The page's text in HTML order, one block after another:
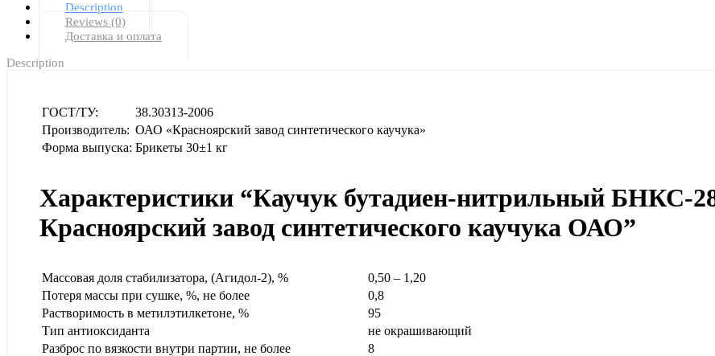
Description
Reviews (0)
Доставка и оплата
Description
ГОСТ/ТУ:
38.30313-2006
Производитель: ОАО «Красноярский завод синтетического каучука»
Форма выпуска: Брикеты 30±1 кг
Характеристики “Каучук бутадиен-нитрильный
Красноярский завод синтетического каучука ОАО”
Массовая доля стабилизатора, (Агидол-2), %
0,50 – 1,20
Потеря массы при сушке, %, не более
0,8
Растворимость в метилэтилкетоне, %
95
Тип антиоксиданта
не окрашивающий
Разброс по вязкости внутри партии, не более
8